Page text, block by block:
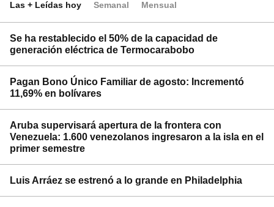
Las + Leídas hoy Semanal Mensual
Se ha restablecido el 50% de la capacidad de
generación eléctrica de Termocarabobo
Pagan Bono Único Familiar de agosto: Incrementó
11,69% en bolívares
Aruba supervisará apertura de la frontera con
Venezuela: 1.600 venezolanos ingresaron a la isla en el
primer semestre
Luis Arráez se estrenó a lo grande en Philadelphia